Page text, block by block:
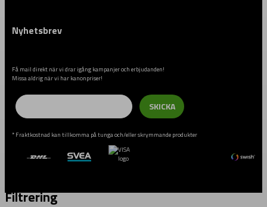
Nyhetsbrev
Få mail direkt när vi drar igång kampanjer och erbjudanden!
Missa aldrig när vi har kanonpriser!
Email
SKICKA
* Fraktkostnad kan tillkomma på tunga och/eller skrymmande produkter
Filtrering